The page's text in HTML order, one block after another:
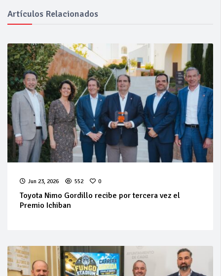
Artículos Relacionados
Jun 23, 2026 552 0
Toyota Nimo Gordillo recibe por tercera vez el
Premio Ichiban